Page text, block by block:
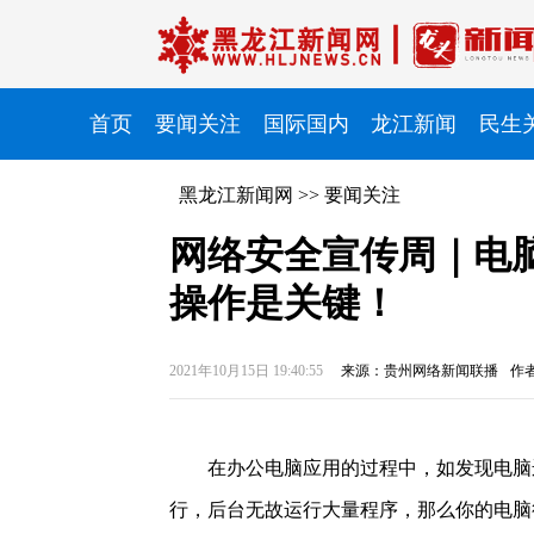
首页 要闻关注 国际国内 龙江新闻 民生
黑龙江新闻网 >> 要闻关注
网络安全宣传周｜电
操作是关键！
2021年10月15日 19:40:55 来源：贵州网络新闻联播 作
在办公电脑应用的过程中，如发现电
行，后台无故运行大量程序，那么你的电